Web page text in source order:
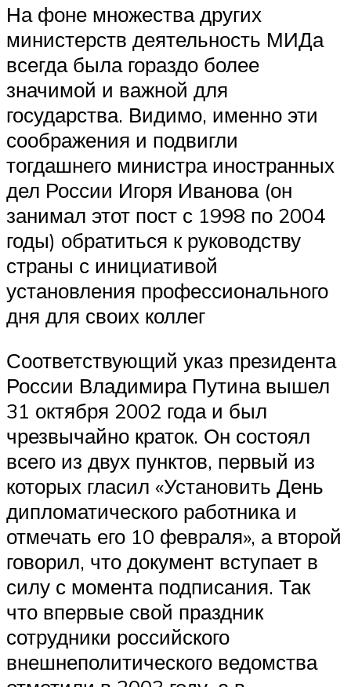
На фоне множества других
министерств деятельность МИДа
всегда была гораздо более
значимой и важной для
государства. Видимо, именно эти
соображения и подвигли
тогдашнего министра иностранных
дел России Игоря Иванова (он
занимал этот пост с 1998 по 2004
годы) обратиться к руководству
страны с инициативой
установления профессионального
дня для своих коллег
Соответствующий указ президента
России Владимира Путина вышел
31 октября 2002 года и был
чрезвычайно краток. Он состоял
всего из двух пунктов, первый из
которых гласил «Установить День
дипломатического работника и
отмечать его 10 февраля», а второй
говорил, что документ вступает в
силу с момента подписания. Так
что впервые свой праздник
сотрудники российского
внешнеполитического ведомства